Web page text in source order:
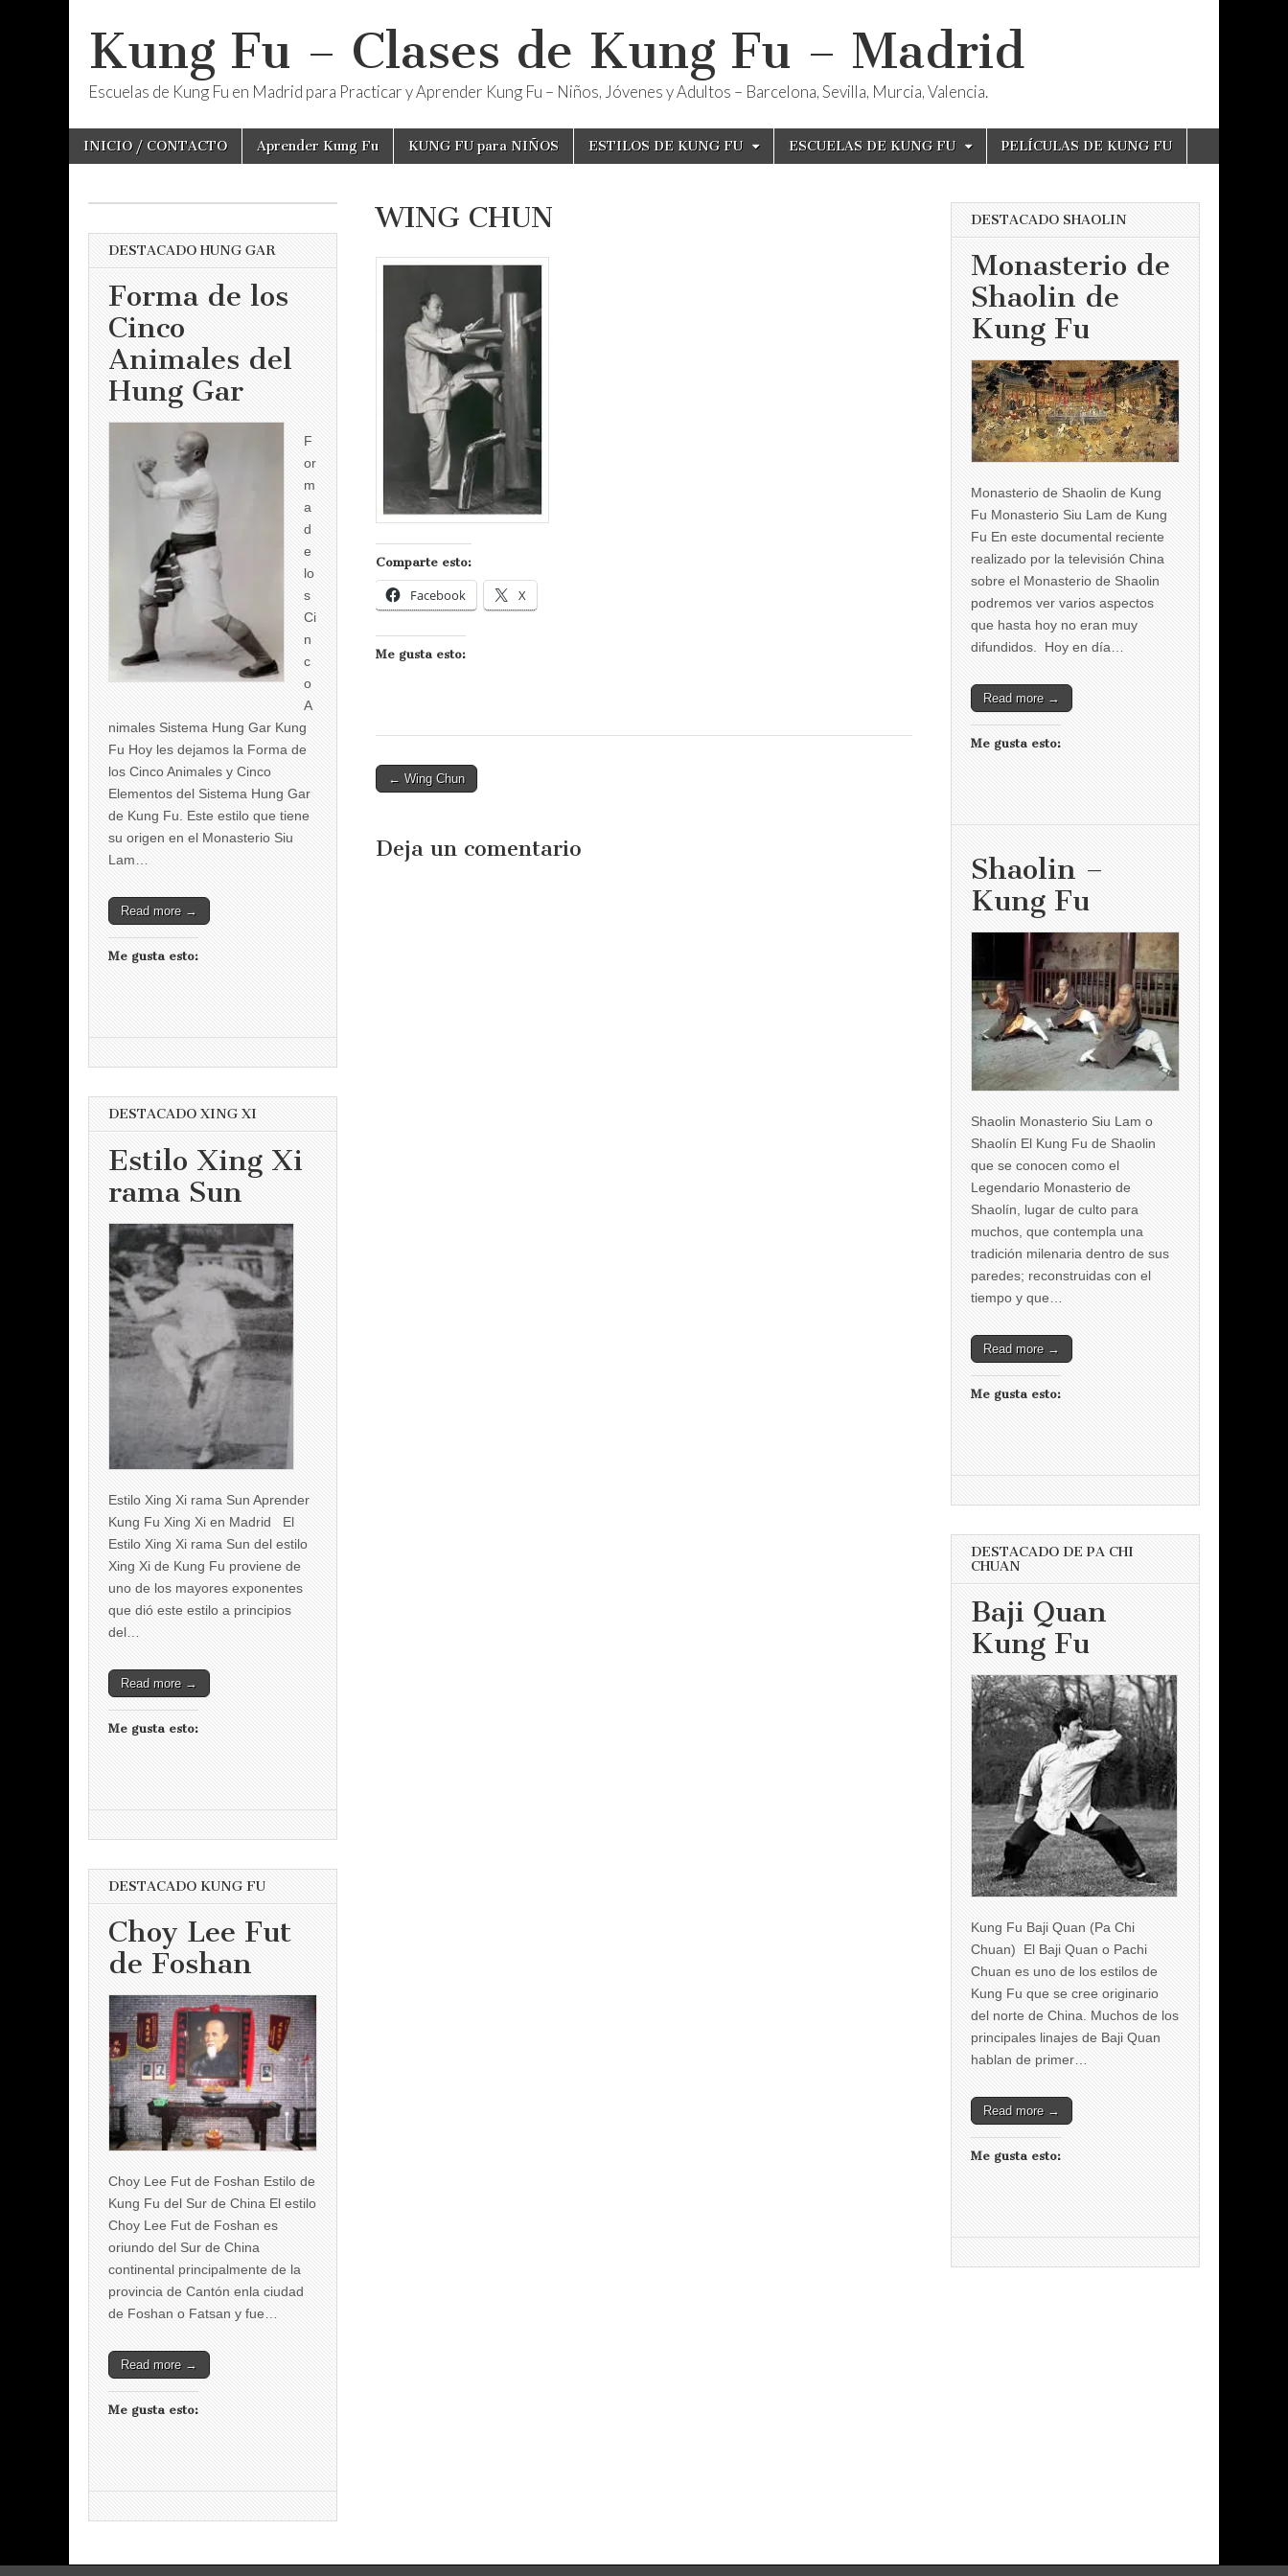
Kung Fu – Clases de Kung Fu – Madrid
Escuelas de Kung Fu en Madrid para Practicar y Aprender Kung Fu – Niños, Jóvenes y Adultos – Barcelona, Sevilla, Murcia, Valencia.
Main
menu
Skip
INICIO / CONTACTO Aprender Kung Fu KUNG FU para NIÑOS ESTILOS DE KUNG FU ESCUELAS DE KUNG FU PELÍCULAS DE KUNG FU
WING CHUN
Comparte esto:
Facebook X
Me gusta esto:
Post
← Wing Chun
Deja un comentario
DESTACADO HUNG GAR
Forma de los
Cinco
Animales del
Hung Gar
F
or
m
a
d
e
lo
s
Ci
n
c
o
A
nimales Sistema Hung Gar Kung
Fu Hoy les dejamos la Forma de
los Cinco Animales y Cinco
Elementos del Sistema Hung Gar
de Kung Fu. Este estilo que tiene
su origen en el Monasterio Siu
Lam…
Read more →
Me gusta esto:
DESTACADO XING XI
Estilo Xing Xi
rama Sun
Estilo Xing Xi rama Sun Aprender
Kung Fu Xing Xi en Madrid El
Estilo Xing Xi rama Sun del estilo
Xing Xi de Kung Fu proviene de
uno de los mayores exponentes
que dió este estilo a principios
del…
Read more →
Me gusta esto:
DESTACADO KUNG FU
Choy Lee Fut
de Foshan
Choy Lee Fut de Foshan Estilo de
Kung Fu del Sur de China El estilo
Choy Lee Fut de Foshan es
oriundo del Sur de China
continental principalmente de la
provincia de Cantón enla ciudad
de Foshan o Fatsan y fue…
Read more →
Me gusta esto:
DESTACADO SHAOLIN
Monasterio de
Shaolin de
Kung Fu
Monasterio de Shaolin de Kung
Fu Monasterio Siu Lam de Kung
Fu En este documental reciente
realizado por la televisión China
sobre el Monasterio de Shaolin
podremos ver varios aspectos
que hasta hoy no eran muy
difundidos. Hoy en día…
Read more →
Me gusta esto:
Shaolin –
Kung Fu
Shaolin Monasterio Siu Lam o
Shaolín El Kung Fu de Shaolin
que se conocen como el
Legendario Monasterio de
Shaolín, lugar de culto para
muchos, que contempla una
tradición milenaria dentro de sus
paredes; reconstruidas con el
tiempo y que…
Read more →
Me gusta esto:
DESTACADO DE PA CHI
CHUAN
Baji Quan
Kung Fu
Kung Fu Baji Quan (Pa Chi
Chuan) El Baji Quan o Pachi
Chuan es uno de los estilos de
Kung Fu que se cree originario
del norte de China. Muchos de los
principales linajes de Baji Quan
hablan de primer…
Read more →
Me gusta esto: